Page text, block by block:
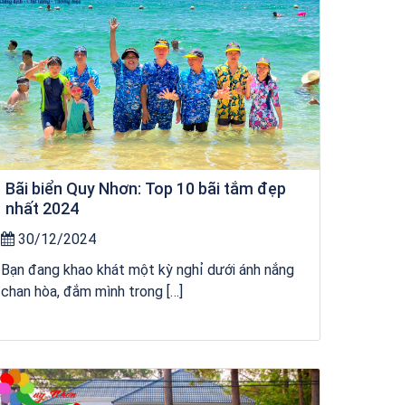
Bãi biển Quy Nhơn: Top 10 bãi tắm đẹp
nhất 2024
30/12/2024
Bạn đang khao khát một kỳ nghỉ dưới ánh nắng
chan hòa, đắm mình trong […]
Khách sạn Xavia